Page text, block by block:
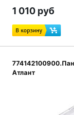
1 010 руб
Атлант